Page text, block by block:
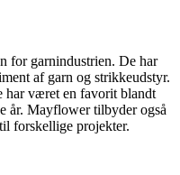
for garnindustrien. De har
af garn og strikkeudstyr.
har været en favorit blandt
år. Mayflower tilbyder også
forskellige projekter.